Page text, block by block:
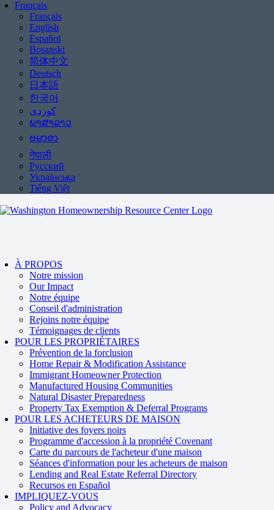
Français
Français
English
Español
Bosanski
简体中文
Deutsch
日本語
한국어
ພາສາລາວ
ဗမာစာ
नेपाली
Русский
Українська
Tiếng Việt
À PROPOS
Notre mission
Our Impact
Notre équipe
Conseil d'administration
Rejoins notre équipe
Témoignages de clients
POUR LES PROPRIÉTAIRES
Prévention de la forclusion
Home Repair & Modification Assistance
Immigrant Homeowner Protection
Manufactured Housing Communities
Natural Disaster Preparedness
Property Tax Exemption & Deferral Programs
POUR LES ACHETEURS DE MAISON
Initiative des foyers noirs
Programme d'accession à la propriété Covenant
Carte du parcours de l'acheteur d'une maison
Séances d'information pour les acheteurs de maison
Lending and Real Estate Referral Directory
Recursos en Español
IMPLIQUEZ-VOUS
Policy and Advocacy